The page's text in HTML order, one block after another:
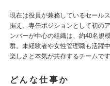
現在は役員が兼務しているセール
据え、専任ポジションとして初の
ンバーが中心の組織は、約40名規
群。未経験者や女性管理職も活躍
楽しさと本気が共存するチームです
どんな仕事か